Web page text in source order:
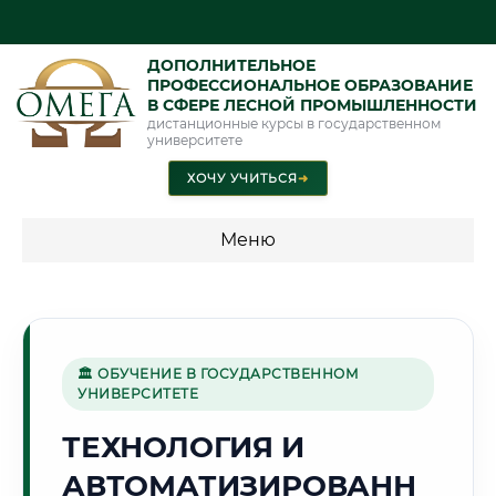
ДОПОЛНИТЕЛЬНОЕ
ПРОФЕССИОНАЛЬНОЕ ОБРАЗОВАНИЕ
В СФЕРЕ ЛЕСНОЙ ПРОМЫШЛЕННОСТИ
дистанционные курсы в государственном
университете
ХОЧУ УЧИТЬСЯ➜
Меню
промышленность"
🌺
🏛 ОБУЧЕНИЕ В ГОСУДАРСТВЕННОМ
УНИВЕРСИТЕТЕ
ТЕХНОЛОГИЯ И
АВТОМАТИЗИРОВАНН